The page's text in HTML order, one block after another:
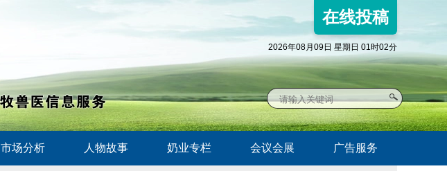
在线投稿
2026年08月09日 星期日 01时02分
市场分析 人物故事 奶业专栏 会议会展 广告服务